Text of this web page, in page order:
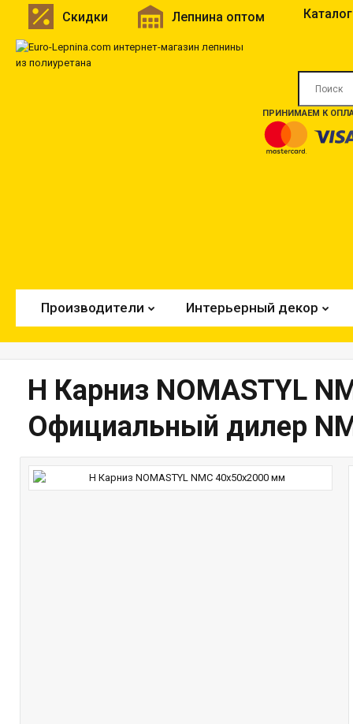
Скидки Лепнина оптом
ПРИНИМАЕМ К
Производители Интерьерный декор
H Карниз NOMASTYL
Официальный дилер